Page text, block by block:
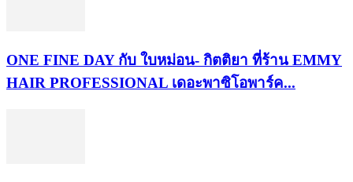
ONE FINE DAY กับ ใบหม่อน- กิตติยา ที่ร้าน EMMY
HAIR PROFESSIONAL เดอะพาซิโอพาร์ค...